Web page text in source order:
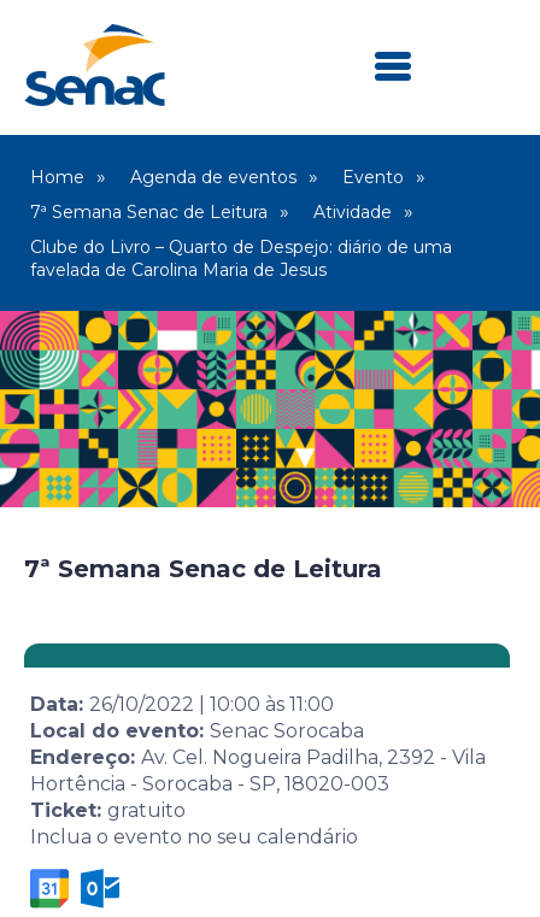
Home Agenda de eventos
Evento
7ª Semana Senac de Leitura
Atividade
Clube do Livro – Quarto de Despejo: diário de uma
favelada de Carolina Maria de Jesus
7ª Semana Senac de Leitura
Data: 26/10/2022 10:00 às 11:00
Local do evento: Senac Sorocaba
Endereço: Av. Cel. Nogueira Padilha, 2392 - Vila
Hortência - Sorocaba - SP, 18020-003
Ticket: gratuito
Inclua o evento no seu calendário